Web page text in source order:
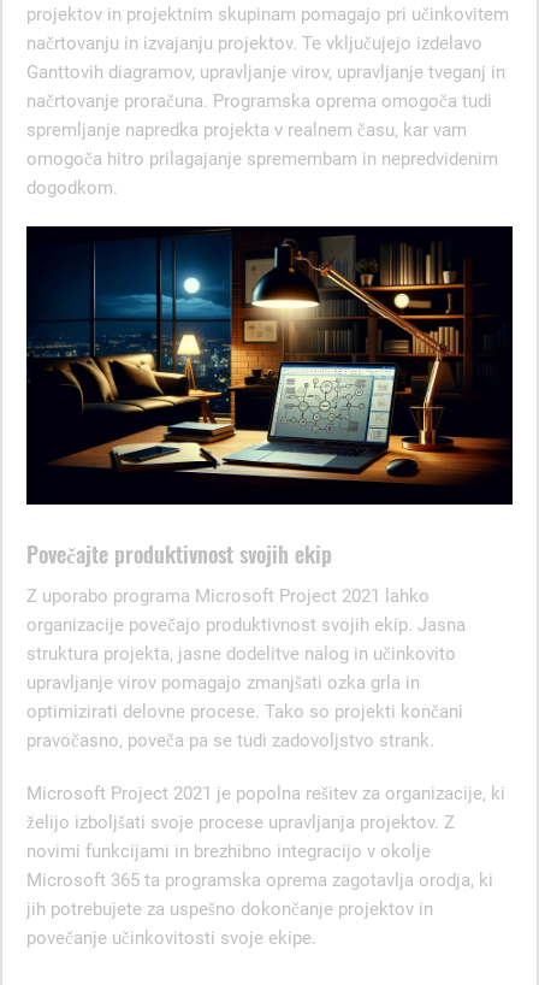
projektov in projektnim skupinam pomagajo pri učinkovitem
načrtovanju in izvajanju projektov. Te vključujejo izdelavo
Ganttovih diagramov, upravljanje virov, upravljanje tveganj in
načrtovanje proračuna. Programska oprema omogoča tudi
spremljanje napredka projekta v realnem času, kar vam
omogoča hitro prilagajanje spremembam in nepredvidenim
dogodkom.
Povečajte produktivnost svojih ekip
Z uporabo programa Microsoft Project 2021 lahko
organizacije povečajo produktivnost svojih ekip. Jasna
struktura projekta, jasne dodelitve nalog in učinkovito
upravljanje virov pomagajo zmanjšati ozka grla in
optimizirati delovne procese. Tako so projekti končani
pravočasno, poveča pa se tudi zadovoljstvo strank.
Microsoft Project 2021 je popolna rešitev za organizacije, ki
želijo izboljšati svoje procese upravljanja projektov. Z
novimi funkcijami in brezhibno integracijo v okolje
Microsoft 365 ta programska oprema zagotavlja orodja, ki
jih potrebujete za uspešno dokončanje projektov in
povečanje učinkovitosti svoje ekipe.